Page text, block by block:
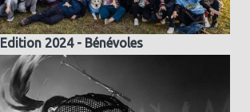
Edition 2024 - Bénévoles